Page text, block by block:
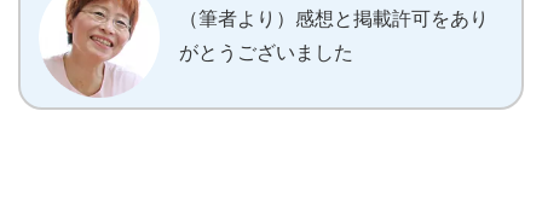
（筆者より）感想と掲載許可をあり
がとうございました